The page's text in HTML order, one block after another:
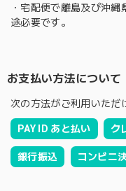
・宅配便で離島及び沖
途必要です。
お支払い方法について
次の方法がご利用いただ
PAY ID あと払い ク
銀行振込 コンビニ